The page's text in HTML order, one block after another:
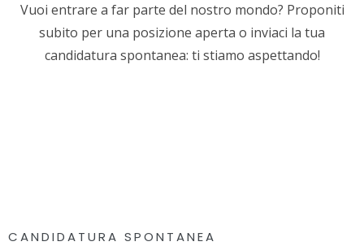
Vuoi entrare a far parte del nostro mondo? Proponiti
subito per una posizione aperta o inviaci la tua
candidatura spontanea: ti stiamo aspettando!
CANDIDATURA SPONTANEA